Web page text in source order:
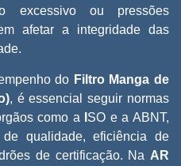
excessivo ou pressões
afetar a integridade das
do Filtro Manga de
, é essencial seguir normas
como a
SO e a ABNT,
qualidade, eficiência de
de certificação. Na AR